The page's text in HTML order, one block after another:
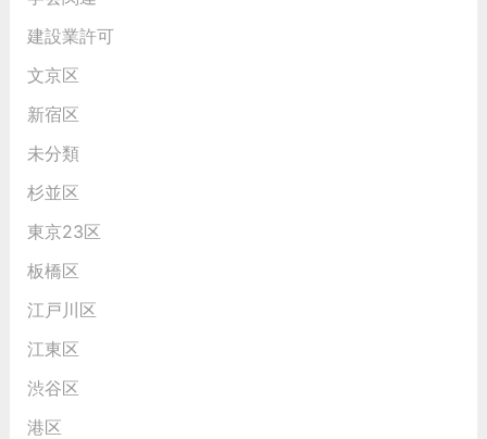
建設業許可
文京区
新宿区
未分類
杉並区
東京23区
板橋区
江戸川区
江東区
渋谷区
港区